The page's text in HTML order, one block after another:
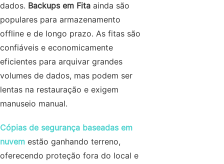
dados. Backups em Fita ainda são
populares para armazenamento
offline e de longo prazo. As fitas são
confiáveis e economicamente
eficientes para arquivar grandes
volumes de dados, mas podem ser
lentas na restauração e exigem
manuseio manual.
Cópias de segurança baseadas em
nuvem estão ganhando terreno,
oferecendo proteção fora do local e